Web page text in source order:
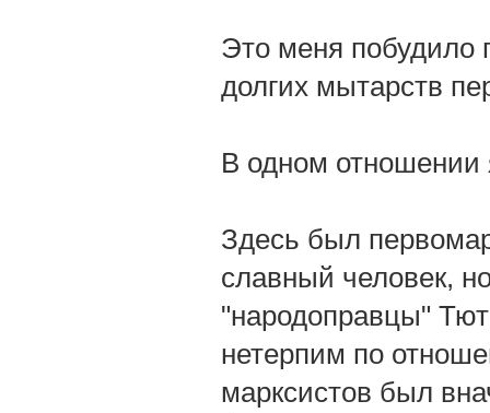
Это меня побудило
долгих мытарств
В одном отношении
Здесь был
славный человек,
"народоправцы"
нетерпим по
марксистов был